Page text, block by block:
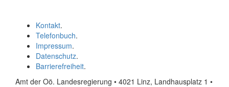
Kontakt.
Telefonbuch.
Impressum.
Datenschutz.
Barrierefreiheit.
Amt der Oö. Landesregierung • 4021 Linz, Landhausplatz 1 •